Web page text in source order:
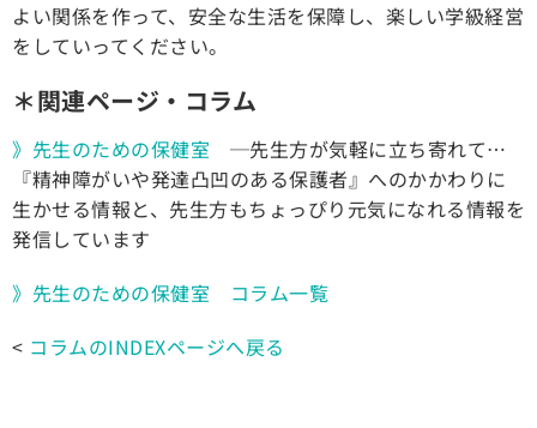
よい関係を作って、安全な生活を保障し、楽しい学級経営
をしていってください。
＊関連ページ・コラム
》先生のための保健室 ─先生方が気軽に立ち寄れて…
『精神障がいや発達凸凹のある保護者』へのかかわりに
生かせる情報と、先生方もちょっぴり元気になれる情報を
発信しています
》先生のための保健室 コラム一覧
< コラムのINDEXページへ戻る